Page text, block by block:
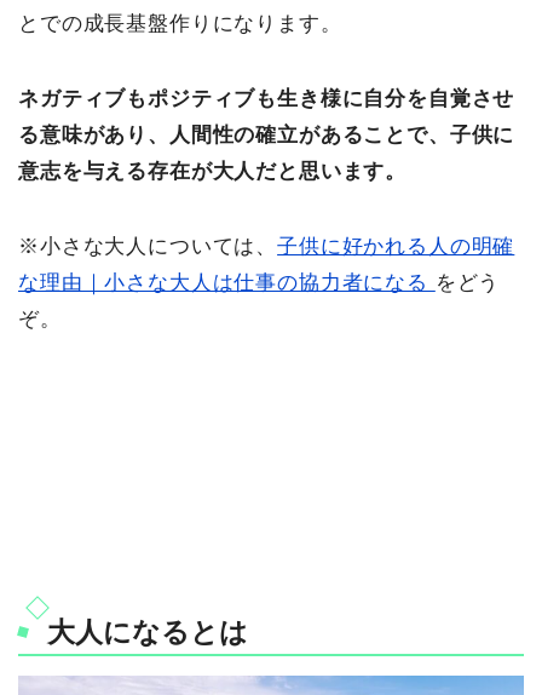
とでの成長基盤作りになります。
ネガティブもポジティブも生き様に自分を自覚させ
る意味があり、人間性の確立があることで、子供に
意志を与える存在が大人だと思います。
※小さな大人については、子供に好かれる人の明確
な理由｜小さな大人は仕事の協力者になる をどう
ぞ。
大人になるとは